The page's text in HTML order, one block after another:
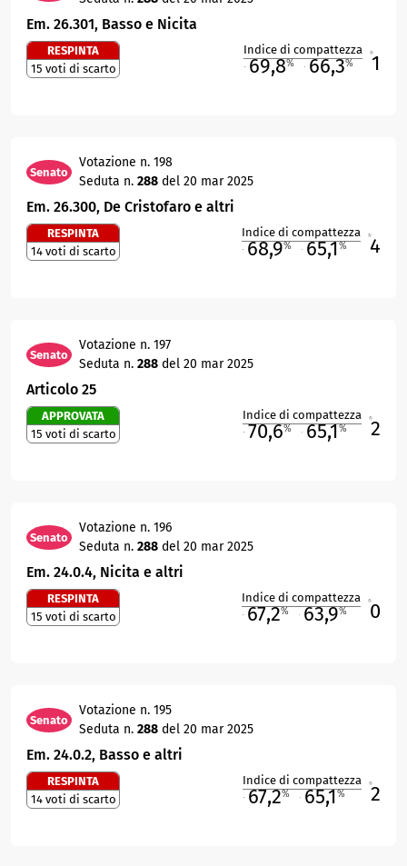
Em. 26.301, Basso e Nicita
RESPINTA
15 voti di scarto
Indice di compattezza
69,8% 66,3% 1
Senato
Votazione n. 198
Seduta n. 288 del 20 mar 2025
Em. 26.300, De Cristofaro e altri
RESPINTA
14 voti di scarto
Indice di compattezza
68,9% 65,1% 4
Senato
Votazione n. 197
Seduta n. 288 del 20 mar 2025
Articolo 25
APPROVATA
15 voti di scarto
Indice di compattezza
70,6% 65,1% 2
Senato
Votazione n. 196
Seduta n. 288 del 20 mar 2025
Em. 24.0.4, Nicita e altri
RESPINTA
15 voti di scarto
Indice di compattezza
67,2% 63,9% 0
Senato
Votazione n. 195
Seduta n. 288 del 20 mar 2025
Em. 24.0.2, Basso e altri
RESPINTA
14 voti di scarto
Indice di compattezza
67,2% 65,1% 2